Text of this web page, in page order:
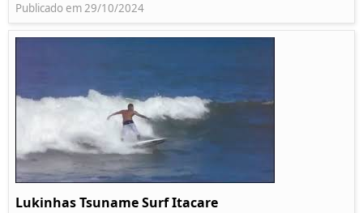
Publicado em 29/10/2024
Lukinhas Tsuname Surf Itacare